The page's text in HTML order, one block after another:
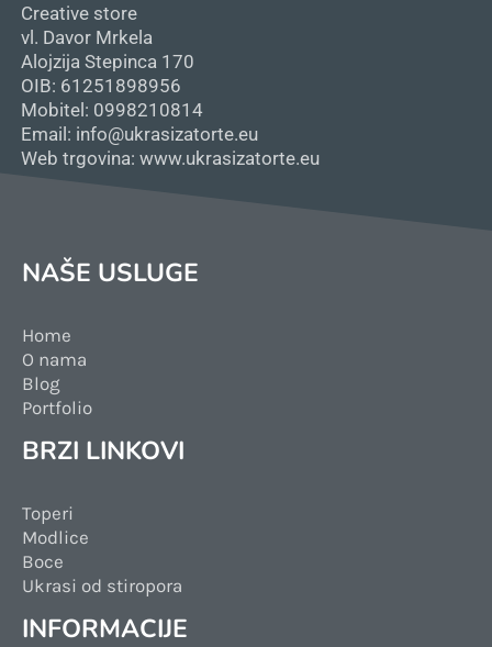
Creative store
vl. Davor Mrkela
Alojzija Stepinca 170
OIB: 61251898956
Mobitel: 0998210814
Email: info@ukrasizatorte.eu
Web trgovina: www.ukrasizatorte.eu
NAŠE USLUGE
Home
O nama
Blog
Portfolio
BRZI LINKOVI
Toperi
Modlice
Boce
Ukrasi od stiropora
INFORMACIJE